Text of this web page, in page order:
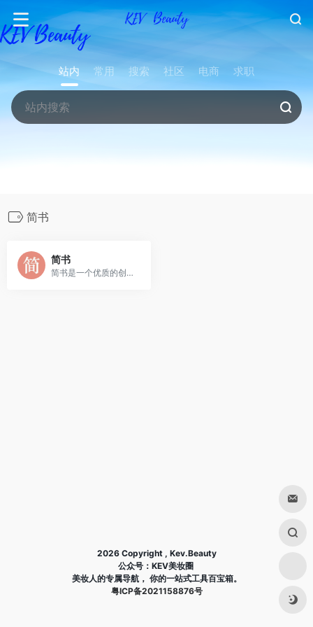
站内 常用 搜索 社区 电商 求职
简书
简书
简书是一个优质的创作社区，在这里，你可以任性地创作，一篇短文、一张照片、一首诗、一幅画……我们相信，每个人都是生活中的艺术家，有着无穷的创造力。
2026 Copyright , Kev.Beauty
公众号：KEV美妆圈
美妆人的专属导航， 你的一站式工具百宝箱。
粤ICP备2021158876号